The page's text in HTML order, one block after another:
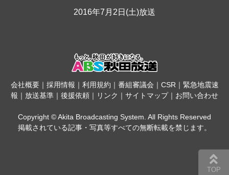
2016年7月2日(土)放送
会社概要｜ 採用情報 ｜ 利用規約 ｜ 番組審議会 ｜ CSR ｜ 緊急地震速
報 ｜ 放送基準 ｜ 後援依頼 ｜ リンク ｜ サイトマップ｜ お問い合わせ
Copyright © Akita Broadcasting System. All Rights Reserved
掲載されている記事・写真等すべての無断転載を禁じます。